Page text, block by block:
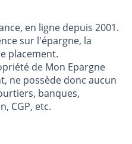
en ligne depuis 2001.
sur l'épargne, la
placement.
de Mon Epargne
ne possède donc aucun
banques,
CGP, etc.